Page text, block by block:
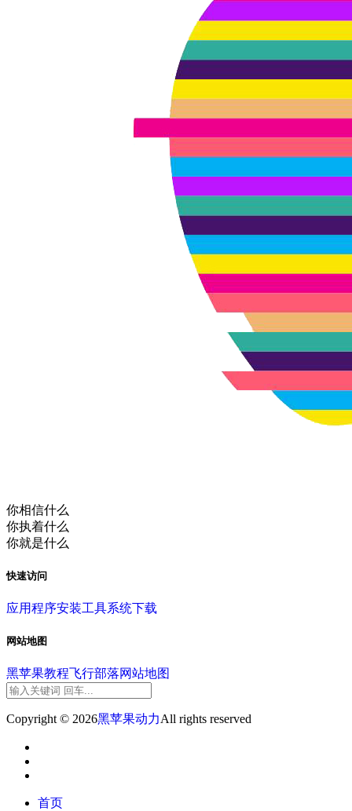
你相信什么
你执着什么
你就是什么
快速访问
应用程序安装工具系统下载
网站地图
黑苹果教程飞行部落网站地图
Copyright © 2026黑苹果动力All rights reserved
首页